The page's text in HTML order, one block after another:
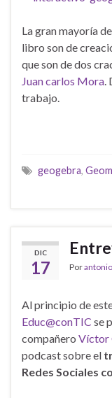
La gran mayoría
libro son de
que son de dos
Juan carlos Mora.
trabajo.
geogebra,
DIC
17 Porantonio
Al principio de
Educ@conTIC se
compañero Víctor
podcast sobre el
Redes Sociales